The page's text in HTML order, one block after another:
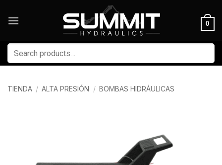
0
Buscar
por:
TIENDA / ALTA PRESIÓN / BOMBAS HIDRÁULICAS